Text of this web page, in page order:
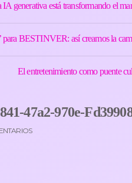
IA generativa está transformando el
para BESTINVER: así creamos la
El entretenimiento como puente
47a2-970e-